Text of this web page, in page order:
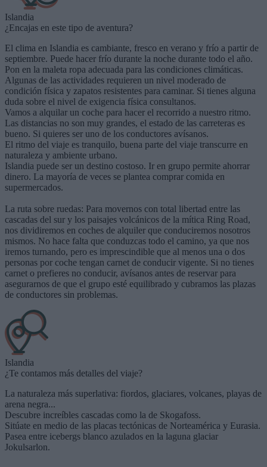
Islandia
¿Encajas en este tipo de aventura?
El clima en Islandia es cambiante, fresco en verano y frío a partir de
septiembre. Puede hacer frío durante la noche durante todo el año.
Pon en la maleta ropa adecuada para las condiciones climáticas.
Algunas de las actividades requieren un nivel moderado de
condición física y zapatos resistentes para caminar. Si tienes alguna
duda sobre el nivel de exigencia física consultanos.
Vamos a alquilar un coche para hacer el recorrido a nuestro ritmo.
Las distancias no son muy grandes, el estado de las carreteras es
bueno. Si quieres ser uno de los conductores avísanos.
El ritmo del viaje es tranquilo, buena parte del viaje transcurre en
naturaleza y ambiente urbano.
Islandia puede ser un destino costoso. Ir en grupo permite ahorrar
dinero. La mayoría de veces se plantea comprar comida en
supermercados.
La ruta sobre ruedas: Para movernos con total libertad entre las
cascadas del sur y los paisajes volcánicos de la mítica Ring Road,
nos dividiremos en coches de alquiler que conduciremos nosotros
mismos. No hace falta que conduzcas todo el camino, ya que nos
iremos turnando, pero es imprescindible que al menos una o dos
personas por coche tengan carnet de conducir vigente. Si no tienes
carnet o prefieres no conducir, avísanos antes de reservar para
asegurarnos de que el grupo esté equilibrado y cubramos las plazas
de conductores sin problemas.
Islandia
¿Te contamos más detalles del viaje?
La naturaleza más superlativa: fiordos, glaciares, volcanes, playas de
arena negra...
Descubre increíbles cascadas como la de Skogafoss.
Sitúate en medio de las placas tectónicas de Norteamérica y Eurasia.
Pasea entre icebergs blanco azulados en la laguna glaciar
Jokulsarlon.